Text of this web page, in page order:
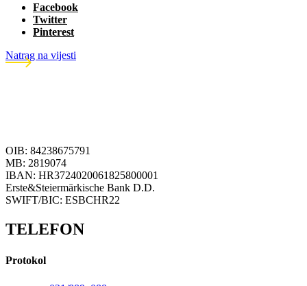
Facebook
Twitter
Pinterest
Natrag na vijesti
OIB: 84238675791
MB: 2819074
IBAN: HR3724020061825800001
Erste&Steiermärkische Bank D.D.
SWIFT/BIC: ESBCHR22
TELEFON
Protokol